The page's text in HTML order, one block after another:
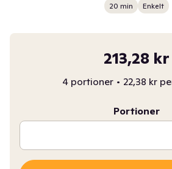
20 min Enkelt
213,28 kr
4 portioner • 22,38 kr
Portioner